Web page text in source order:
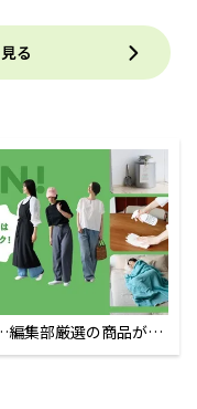
る
集部厳選の商品が買